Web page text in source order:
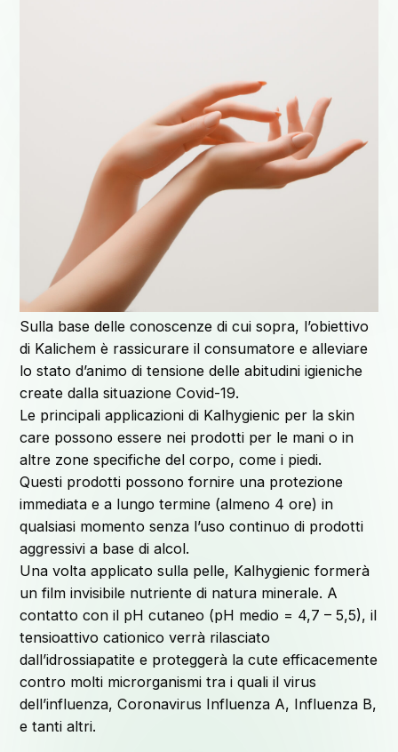
Sulla base delle conoscenze di cui sopra, l’obiettivo
di Kalichem è rassicurare il consumatore e alleviare
lo stato d’animo di tensione delle abitudini igieniche
create dalla situazione Covid-19.
Le principali applicazioni di Kalhygienic per la skin
care possono essere nei prodotti per le mani o in
altre zone specifiche del corpo, come i piedi.
Questi prodotti possono fornire una protezione
immediata e a lungo termine (almeno 4 ore) in
qualsiasi momento senza l’uso continuo di prodotti
aggressivi a base di alcol.
Una volta applicato sulla pelle, Kalhygienic formerà
un film invisibile nutriente di natura minerale. A
contatto con il pH cutaneo (pH medio = 4,7 – 5,5), il
tensioattivo cationico verrà rilasciato
dall’idrossiapatite e proteggerà la cute efficacemente
contro molti microrganismi tra i quali il virus
dell’influenza, Coronavirus Influenza A, Influenza B,
e tanti altri.